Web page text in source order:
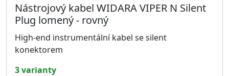
Nástrojový kabel WIDARA VIPER N Silent
Plug lomený - rovný
High-end instrumentální kabel se silent
konektorem
3 varianty